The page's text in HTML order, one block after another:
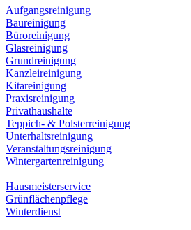
Aufgangsreinigung
Baureinigung
Büroreinigung
Glasreinigung
Grundreinigung
Kanzleireinigung
Kitareinigung
Praxisreinigung
Privathaushalte
Teppich- & Polsterreinigung
Unterhaltsreinigung
Veranstaltungsreinigung
Wintergartenreinigung
Hausmeisterservice
Grünflächenpflege
Winterdienst